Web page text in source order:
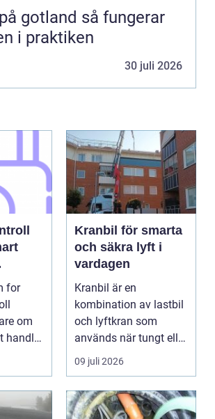
så fungerar
i praktiken
30 juli 2026
for
om
handler
k...
Kranbil för smarta
och säkra lyft i
vardagen
Kranbil är en
kombination av lastbil
och lyftkran som
används när tungt eller
skrymma...
09 juli 2026